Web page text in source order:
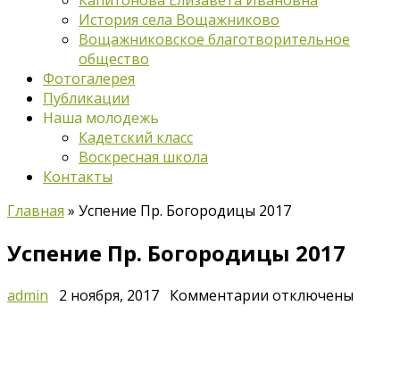
История села Вощажниково
Вощажниковское благотворительное
общество
Фотогалерея
Публикации
Наша молодежь
Кадетский класс
Воскресная школа
Контакты
Главная » Успение Пр. Богородицы 2017
Успение Пр. Богородицы 2017
admin 2 ноября, 2017 Комментарии котключены